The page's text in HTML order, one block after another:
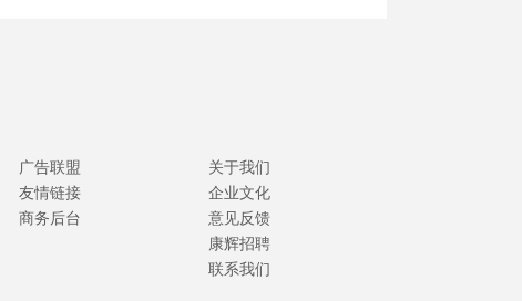
广告联盟
友情链接
商务后台
关于我们
企业文化
意见反馈
康辉招聘
联系我们